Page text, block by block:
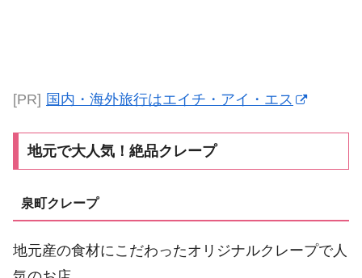
[PR] 国内・海外旅行はエイチ・アイ・エス
地元で大人気！絶品クレープ
泉町クレープ
地元産の食材にこだわったオリジナルクレープで人